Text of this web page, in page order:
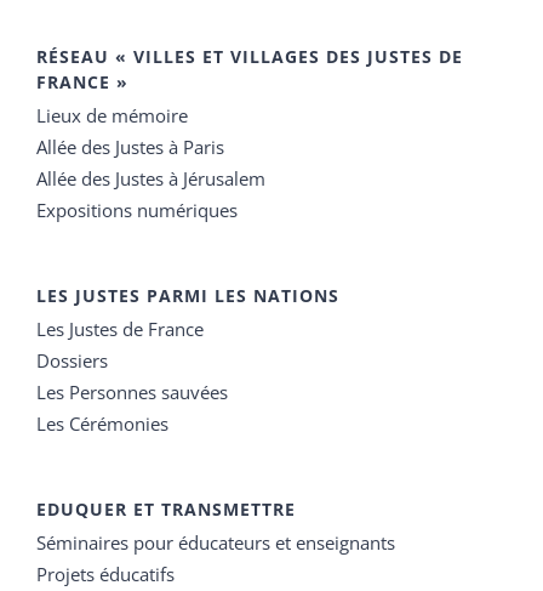
RÉSEAU « VILLES ET VILLAGES DES JUSTES DE
FRANCE »
Lieux de mémoire
Allée des Justes à Paris
Allée des Justes à Jérusalem
Expositions numériques
LES JUSTES PARMI LES NATIONS
Les Justes de France
Dossiers
Les Personnes sauvées
Les Cérémonies
EDUQUER ET TRANSMETTRE
Séminaires pour éducateurs et enseignants
Projets éducatifs